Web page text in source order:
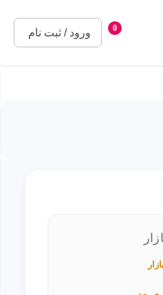
0
ورود / ثبت نام